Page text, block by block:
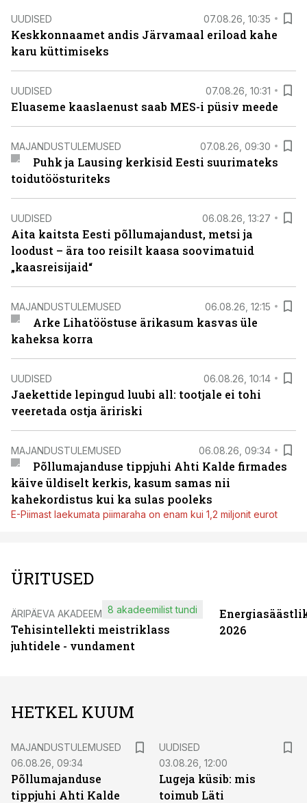
UUDISED 07.08.26, 10:35
Keskkonnaamet andis Järvamaal eriload kahe
karu küttimiseks
UUDISED 07.08.26, 10:31
Eluaseme kaaslaenust saab MES-i püsiv meede
MAJANDUSTULEMUSED 07.08.26, 09:30
Puhk ja Lausing kerkisid Eesti suurimateks
toidutöösturiteks
UUDISED 06.08.26, 13:27
Aita kaitsta Eesti põllumajandust, metsi ja
loodust – ära too reisilt kaasa soovimatuid
„kaasreisijaid“
MAJANDUSTULEMUSED 06.08.26, 12:15
Arke Lihatööstuse ärikasum kasvas üle
kaheksa korra
UUDISED 06.08.26, 10:14
Jaekettide lepingud luubi all: tootjale ei tohi
veeretada ostja äririski
MAJANDUSTULEMUSED 06.08.26, 09:34
Põllumajanduse tippjuhi Ahti Kalde firmades
käive üldiselt kerkis, kasum samas nii
kahekordistus kui ka sulas pooleks
E-Piimast laekumata piimaraha on enam kui 1,2 miljonit eurot
ÜRITUSED
ÄRIPÄEVA AKADEEMIA
Tehisintellekti meistriklass
juhtidele - vundament
8 akadeemilist tundi
2026
HETKEL KUUM
MAJANDUSTULEMUSED
06.08.26, 09:34
Põllumajanduse
tippjuhi Ahti Kalde
UUDISED
03.08.26, 12:00
Lugeja küsib: mis
toimub Läti